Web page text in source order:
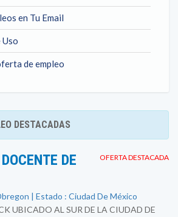
en Tu Email
Uso
de empleo
DESTACADAS
OFERTA DESTACADA
DE
| Estado : Ciudad De México
UBICADO AL SUR DE LA CIUDAD DE